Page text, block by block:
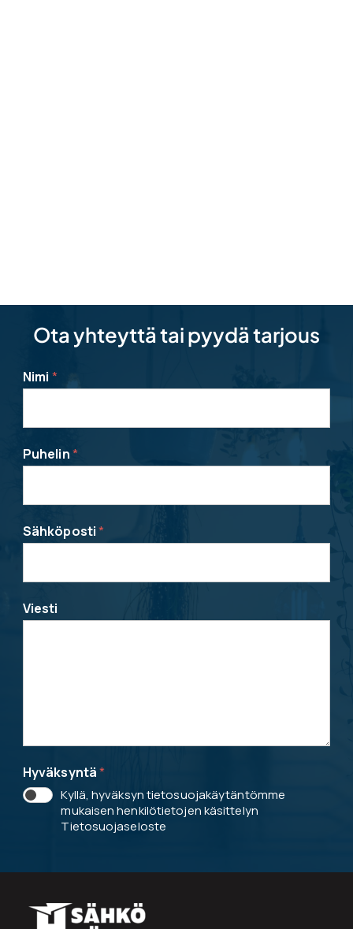
Ota yhteyttä tai pyydä tarjous
Nimi *
Puhelin*
Sähköposti*
Viesti
Hyväksyntä*
Kyllä, hyväksyn tietosuojakäytäntömme
mukaisen henkilötietojen käsittelyn
Tietosuojaseloste